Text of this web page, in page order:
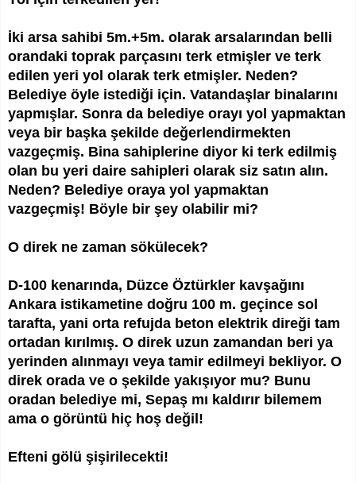
İki arsa sahibi 5m.+5m. olarak arsalarından belli
orandaki toprak parçasını terk etmişler ve terk
edilen yeri yol olarak terk etmişler. Neden?
Belediye öyle istediği için. Vatandaşlar binalarını
yapmışlar. Sonra da belediye orayı yol yapmaktan
veya bir başka şekilde değerlendirmekten
vazgeçmiş. Bina sahiplerine diyor ki terk edilmiş
olan bu yeri daire sahipleri olarak siz satın alın.
Neden? Belediye oraya yol yapmaktan
vazgeçmiş! Böyle bir şey olabilir mi?
O direk ne zaman sökülecek?
D-100 kenarında, Düzce Öztürkler kavşağını
Ankara istikametine doğru 100 m. geçince sol
tarafta, yani orta refujda beton elektrik direği tam
ortadan kırılmış. O direk uzun zamandan beri ya
yerinden alınmayı veya tamir edilmeyi bekliyor. O
direk orada ve o şekilde yakışıyor mu? Bunu
oradan belediye mi, Sepaş mı kaldırır bilemem
ama o görüntü hiç hoş değil!
Efteni gölü şişirilecekti!